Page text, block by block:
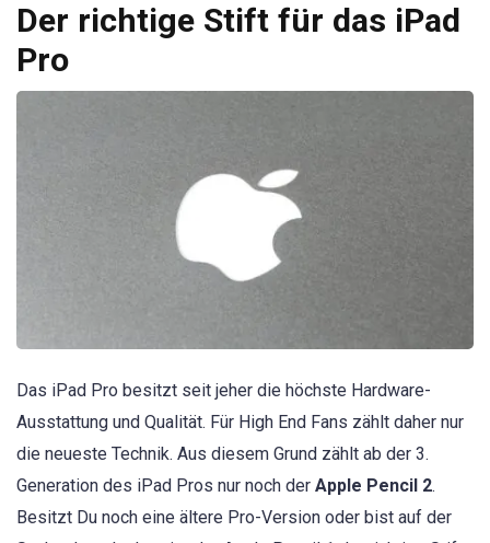
Der richtige Stift für das iPad
Pro
Das iPad Pro besitzt seit jeher die höchste Hardware-
Ausstattung und Qualität. Für High End Fans zählt daher nur
die neueste Technik. Aus diesem Grund zählt ab der 3.
Generation des iPad Pros nur noch der Apple Pencil 2.
Besitzt Du noch eine ältere Pro-Version oder bist auf der